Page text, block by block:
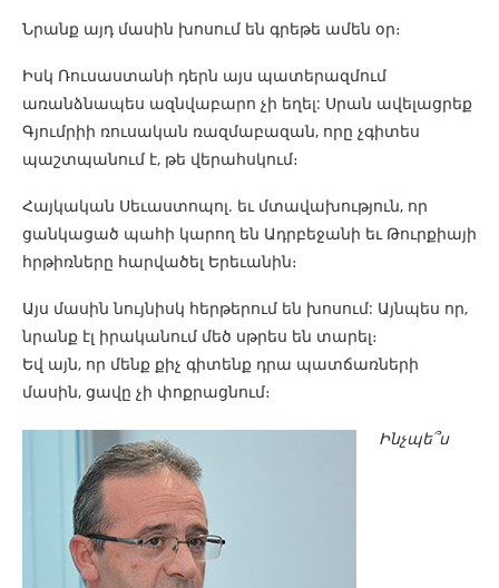
Նրանք այդ մասին խոսում են գրեթե ամեն օր։
Իսկ Ռուսաստանի դերն այս պատերազմում
առանձնապես ազնվաբարո չի եղել: Սրան ավելացրեք
Գյումրիի ռուսական ռազմաբազան, որը չգիտես
պաշտպանում է, թե վերահսկում։
Հայկական Սեւաստոպոլ. եւ մտավախություն, որ
ցանկացած պահի կարող են Ադրբեջանի եւ Թուրքիայի
հրթիռները հարվածել Երեւանին։
Այս մասին նույնիսկ հերթերում են խոսում: Այնպես որ,
նրանք էլ իրականում մեծ սթրես են տարել։
Եվ այն, որ մենք քիչ գիտենք դրա պատճառների
մասին, ցավը չի փոքրացնում։
Ինչպե՞ս